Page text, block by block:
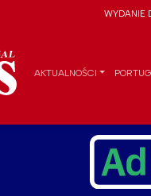
WYDANIE
AKTUALNOŚCI